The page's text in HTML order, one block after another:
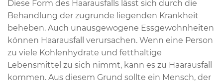
Diese Form des Haarausfalls lässt sich durch die
Behandlung der zugrunde liegenden Krankheit
beheben. Auch unausgewogene Essgewohnheiten
können Haarausfall verursachen. Wenn eine Person
zu viele Kohlenhydrate und fetthaltige
Lebensmittel zu sich nimmt, kann es zu Haarausfall
kommen. Aus diesem Grund sollte ein Mensch, der